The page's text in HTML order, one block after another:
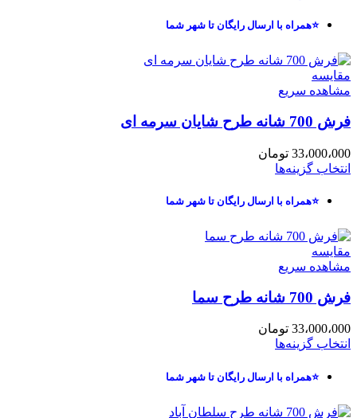
⭐همراه با ارسال رایگان تا شهر شما
مقایسه
مشاهده سریع
فرش 700 شانه طرح شایان سرمه ای
33،000،000 تومان
انتخاب گزینه‌ها
⭐همراه با ارسال رایگان تا شهر شما
مقایسه
مشاهده سریع
فرش 700 شانه طرح سما
33،000،000 تومان
انتخاب گزینه‌ها
⭐همراه با ارسال رایگان تا شهر شما